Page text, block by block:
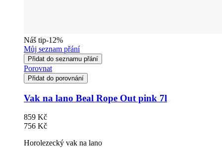
Náš tip-12%
Můj seznam přání
Přidat do seznamu přání
Porovnat
Přidat do porovnání
Vak na lano Beal Rope Out pink 7l
859 Kč
756 Kč
Horolezecký vak na lano